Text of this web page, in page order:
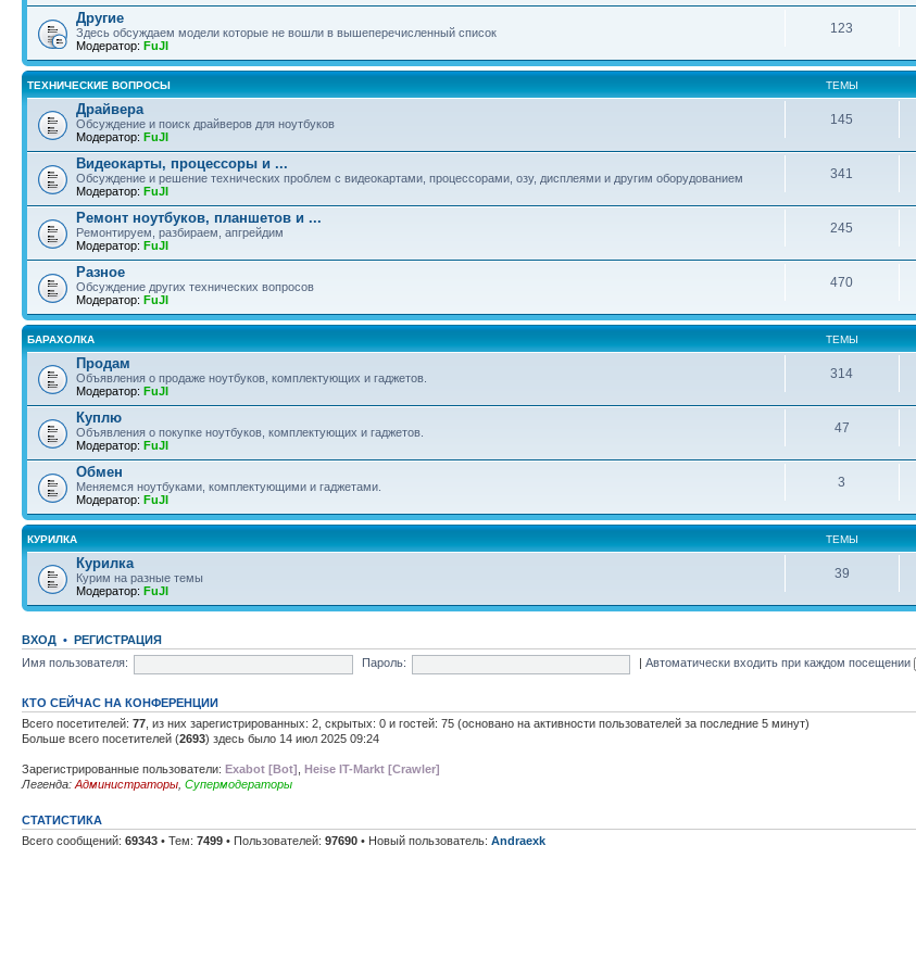
Другие
Здесь обсуждаем модели которые не вошли в вышеперечисленный список
Модератор: FuJI
123
ТЕХНИЧЕСКИЕ ВОПРОСЫ ТЕМЫ
Драйвера
Обсуждение и поиск драйверов для ноутбуков
Модератор: FuJI
145
Видеокарты, процессоры и ...
Обсуждение и решение технических проблем с видеокартами, процессорами, озу, дисплеями и другим оборудованием
Модератор: FuJI
341
Ремонт ноутбуков, планшетов и ...
Ремонтируем, разбираем, апгрейдим
Модератор: FuJI
245
Разное
Обсуждение других технических вопросов
Модератор: FuJI
470
БАРАХОЛКА ТЕМЫ
Продам
Объявления о продаже ноутбуков, комплектующих и гаджетов.
Модератор: FuJI
314
Куплю
Объявления о покупке ноутбуков, комплектующих и гаджетов.
Модератор: FuJI
47
Обмен
Меняемся ноутбуками, комплектующими и гаджетами.
Модератор: FuJI
3
КУРИЛКА ТЕМЫ
Курилка
Курим на разные темы
Модератор: FuJI
39
ВХОД • РЕГИСТРАЦИЯ
Имя пользователя:
Пароль: |Автоматически входить при каждом посещении
КТО СЕЙЧАС НА КОНФЕРЕНЦИИ
Всего посетителей: 77 , из них зарегистрированных: 2, скрытых: 0 и гостей: 75 (основано на активности пользователей за последние 5 минут)
Больше всего посетителей (2693) здесь было 14 июл 2025 09:24
Зарегистрированные пользователи: Exabot [Bot] Heise IT-Markt [Crawler]
Легенда: Администраторы Супермодераторы
СТАТИСТИКА
Всего сообщений: 69343 • Тем: 7499 • Пользователей: 97690 • Новый пользователь: Andraexk